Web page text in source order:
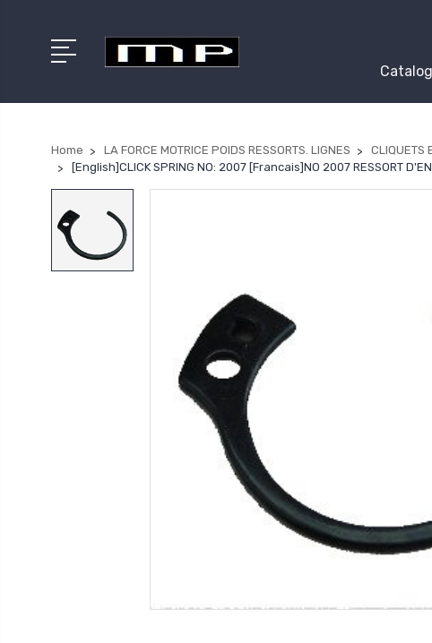
Home LA FORCE MOTRICE POIDS RESSORTS. LIGNES
CLIQUETS
[English]CLICK SPRING NO: 2007 [Francais]NO 2007 RESSORT